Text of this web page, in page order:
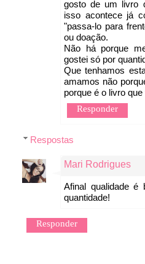
gosto de um livro
isso acontece já
"passa-lo para
ou doação.
Não há porque
gostei só por
Que tenhamos
amamos não
porque é o livro
Responder
Respostas
Mari Rodrigues
Afinal qualidade é
quantidade!
Responder